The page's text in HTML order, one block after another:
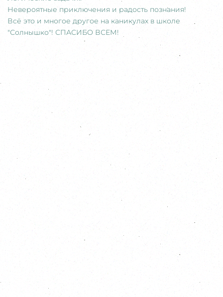
Невероятные приключения и радость познания!
Всё это и многое другое на каникулах в школе
"Солнышко"! СПАСИБО ВСЕМ!